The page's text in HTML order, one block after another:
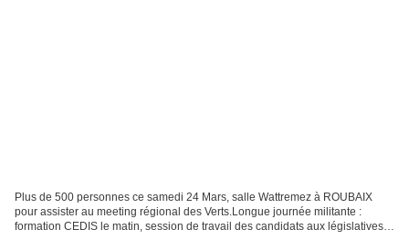
Plus de 500 personnes ce samedi 24 Mars, salle Wattremez à ROUBAIX
pour assister au meeting régional des Verts.Longue journée militante :
formation CEDIS le matin, session de travail des candidats aux législatives,